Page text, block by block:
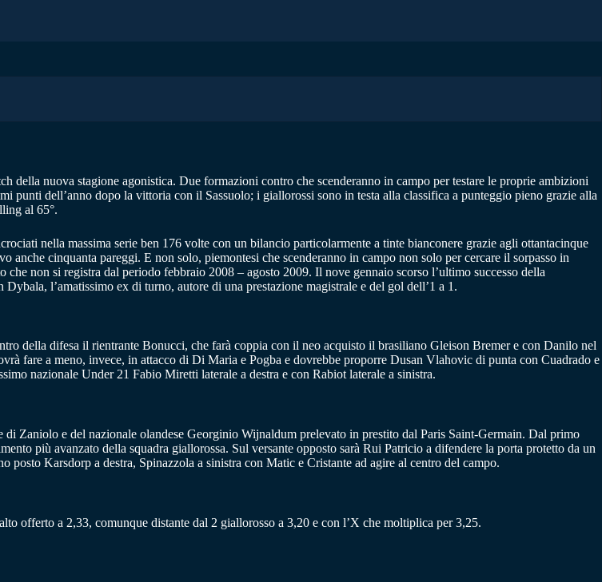
della nuova stagione agonistica. Due formazioni contro che scenderanno in campo per testare le proprie ambizioni
dell’anno dopo la vittoria con il Sassuolo; i giallorossi sono in testa alla classifica a punteggio pieno grazie alla
al 65°.
nella massima serie ben 176 volte con un bilancio particolarmente a tinte bianconere grazie agli ottantacinque
cinquanta pareggi. E non solo, piemontesi che scenderanno in campo non solo per cercare il sorpasso in
non si registra dal periodo febbraio 2008 – agosto 2009. Il nove gennaio scorso l’ultimo successo della
l’amatissimo ex di turno, autore di una prestazione magistrale e del gol dell’1 a 1.
della difesa il rientrante Bonucci, che farà coppia con il neo acquisto il brasiliano Gleison Bremer e con Danilo nel
fare a meno, invece, in attacco di Di Maria e Pogba e dovrebbe proporre Dusan Vlahovic di punta con Cuadrado e
nazionale Under 21 Fabio Miretti laterale a destra e con Rabiot laterale a sinistra.
Zaniolo e del nazionale olandese Georginio Wijnaldum prelevato in prestito dal Paris Saint-Germain. Dal primo
più avanzato della squadra giallorossa. Sul versante opposto sarà Rui Patricio a difendere la porta protetto da un
Karsdorp a destra, Spinazzola a sinistra con Matic e Cristante ad agire al centro del campo.
offerto a 2,33, comunque distante dal 2 giallorosso a 3,20 e con l’X che moltiplica per 3,25.